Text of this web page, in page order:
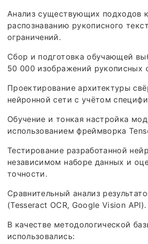
Анализ существующих подходов к
распознаванию рукописного
ограничений.
Сбор и подготовка обучающей
50 000 изображений рукописных
Проектирование архитектуры
нейронной сети с учётом
Обучение и тонкая настройка
использованием фреймворка
Тестирование разработанной
независимом наборе данных и
точности.
Сравнительный анализ
(Tesseract OCR, Google Vision API).
В качестве методологической
использовались: